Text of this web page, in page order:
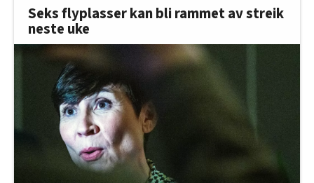
Seks flyplasser kan bli rammet av streik
neste uke